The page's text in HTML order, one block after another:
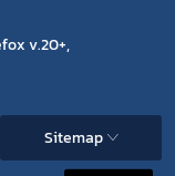
v.20+,
Sitemap